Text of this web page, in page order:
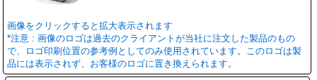
画像をクリックすると拡大表示されます
*注意 : 画像のロゴは過去のクライアントが当社に注文した製品のもの
で、ロゴ印刷位置の参考例としてのみ使用されています。このロゴは製
品には表示されず、お客様のロゴに置き換えられます。